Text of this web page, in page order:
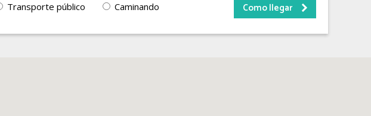
Transporte público Caminando